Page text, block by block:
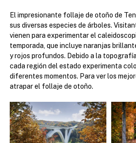
El impresionante follaje de otoño de
sus diversas especies de árboles.
vienen para experimentar el
temporada, que incluye naranjas
y rojos profundos. Debido a la
cada región del estado experimenta
diferentes momentos. Para ver los
atrapar el follaje de otoño.